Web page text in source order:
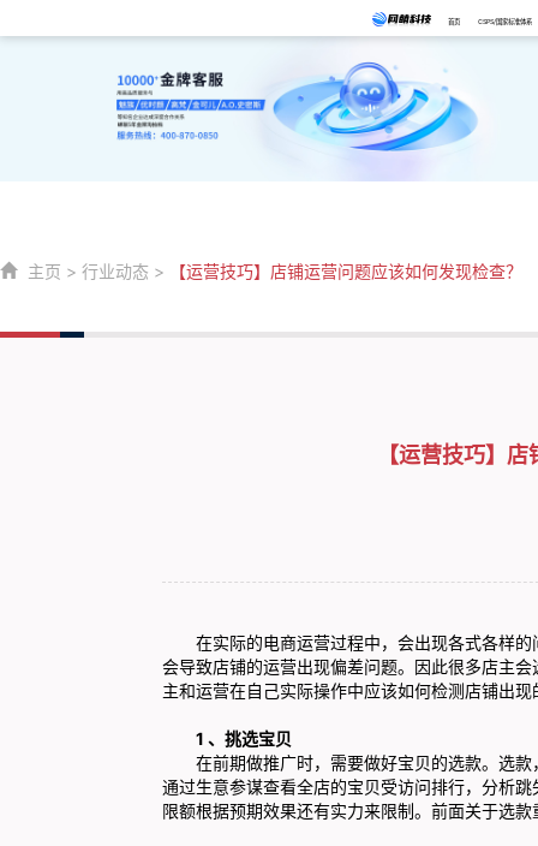
首页 CSPS/国家标准体系
主页 > 行业动态 > 【运营技巧】店铺运营问题应该如何发现检查？
【运营技巧】
在实际的电商运营过程中，会出现各式各样的
会导致店铺的运营出现偏差问题。因此很多店主会
主和运营在自己实际操作中应该如何检测店铺出
1 、挑选宝贝
在前期做推广时，需要做好宝贝的选款。选款
通过生意参谋查看全店的宝贝受访问排行，分析
限额根据预期效果还有实力来限制。前面关于选